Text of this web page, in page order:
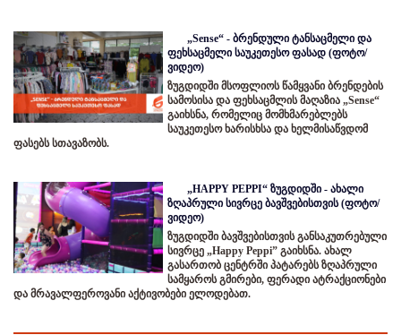
„Sense“ - ბრენდული ტანსაცმელი და
ფეხსაცმელი საუკეთესო ფასად (ფოტო/
ვიდეო)
ზუგდიდში მსოფლიოს წამყვანი ბრენდების
სამოსისა და ფეხსაცმლის მაღაზია „Sense“
გაიხსნა, რომელიც მომხმარებლებს
საუკეთესო ხარისხსა და ხელმისაწვდომ
ფასებს სთავაზობს.
„HAPPY PEPPI“ ზუგდიდში - ახალი
ზღაპრული სივრცე ბავშვებისთვის (ფოტო/
ვიდეო)
ზუგდიდში ბავშვებისთვის განსაკუთრებული
სივრცე „Happy Peppi” გაიხსნა. ახალ
გასართობ ცენტრში პატარებს ზღაპრული
სამყაროს გმირები, ფერადი ატრაქციონები
და მრავალფეროვანი აქტივობები ელოდებათ.